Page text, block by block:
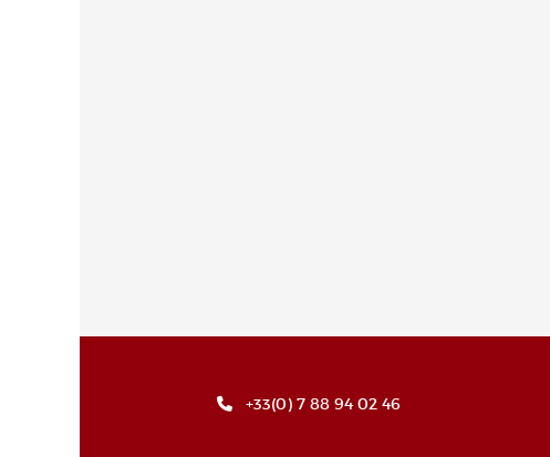
+33(0) 7 88 94 02 46